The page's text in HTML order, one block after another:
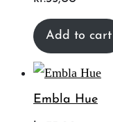
Add to cart
Embla Hue